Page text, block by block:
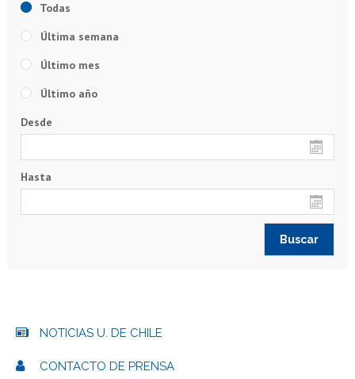
Todas
Última semana
Último mes
Último año
Desde
Hasta
NOTICIAS U. DE CHILE
CONTACTO DE PRENSA